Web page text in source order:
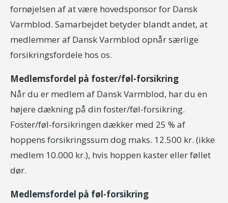
fornøjelsen af at være hovedsponsor for Dansk
Varmblod. Samarbejdet betyder blandt andet, at
medlemmer af Dansk Varmblod opnår særlige
forsikringsfordele hos os.
Medlemsfordel på foster/føl-forsikring
Når du er medlem af Dansk Varmblod, har du en
højere dækning på din foster/føl-forsikring.
Foster/føl-forsikringen dækker med 25 % af
hoppens forsikringssum dog maks. 12.500 kr. (ikke
medlem 10.000 kr.), hvis hoppen kaster eller føllet
dør.
Medlemsfordel på føl-forsikring